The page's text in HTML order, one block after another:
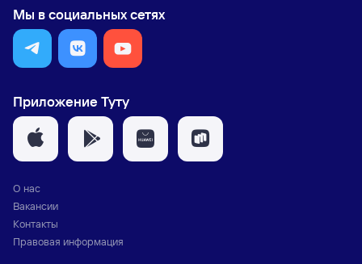
Мы в социальных сетях
Приложение Туту
О нас
Вакансии
Контакты
Правовая информация